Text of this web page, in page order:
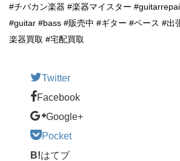
#チバカン楽器 #楽器マイスター
#guitar #bass #販売中 #ギター #ベース #出
楽器買取 #宅配買取
Twitter
Facebook
Google+
Pocket
B!はてブ